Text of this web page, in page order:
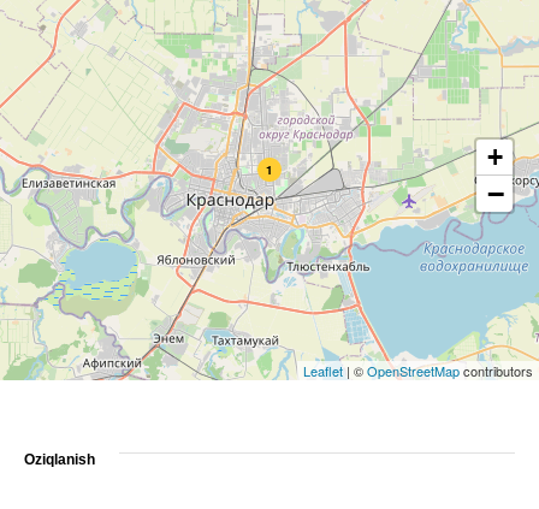
1 +
−
Leaflet | ©OpenStreetMapcontributors
Oziqlanish